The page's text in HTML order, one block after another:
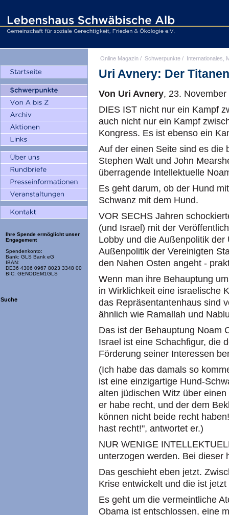
Ihre Spende ermöglicht unser
Engagement
Spendenkonto:
Bank: GLS Bank eG
IBAN:
DE36 4306 0967 8023 3348 00
BIC: GENODEM1GLS
Suche
Online Magazin / Schwerpunkte / Internationales,
Uri Avnery: Der
Von Uri Avnery, 23. November
DIES IST nicht nur ein Kampf
auch nicht nur ein Kampf
Kongress. Es ist ebenso ein
Auf der einen Seite sind es die
Stephen Walt und John
überragende Intellektuelle
Es geht darum, ob der Hund
Schwanz mit dem Hund.
VOR SECHS Jahren
(und Israel) mit der
Lobby und die Außenpolitik
Außenpolitik der Vereinigten
den Nahen Osten angeht -
Wenn man ihre Behauptung
in Wirklichkeit eine israelische
das Repräsentantenhaus sind
ähnlich wie Ramallah und
Das ist der Behauptung Noam
Israel ist eine Schachfigur, die
Förderung seiner Interessen
(Ich habe das damals so
ist eine einzigartige Hund-
alten jüdischen Witz über
er habe recht, und der dem
können nicht beide recht
hast recht!", antwortet er.)
NUR WENIGE
unterzogen werden. Bei dieser
Das geschieht eben jetzt.
Krise entwickelt und die ist
Es geht um die vermeintliche
Obama ist entschlossen, eine